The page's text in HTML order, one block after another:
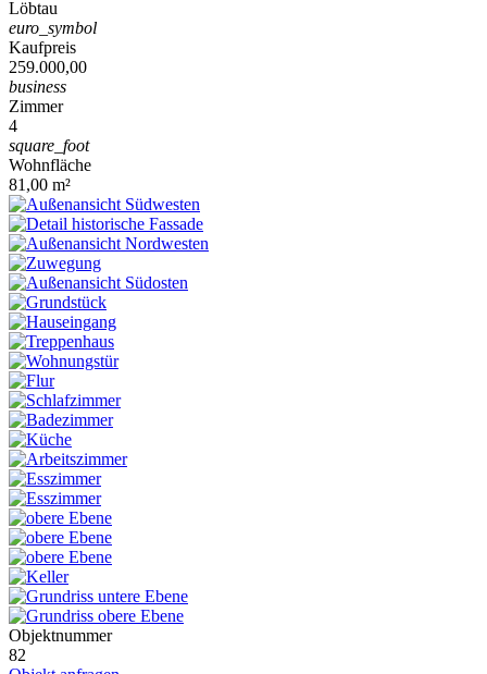
euro_symbol
Kaufpreis
259.000,00
business
Zimmer
4
square_foot
Wohnfläche
81,00 m²
Objektnummer
82